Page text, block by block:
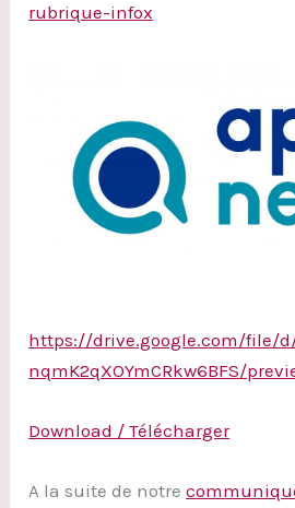
rubrique-infox
https://drive.google.com/file/d/
nqmK2qXOYmCRkw6BFS/
Download / Télécharger
A la suite de notre